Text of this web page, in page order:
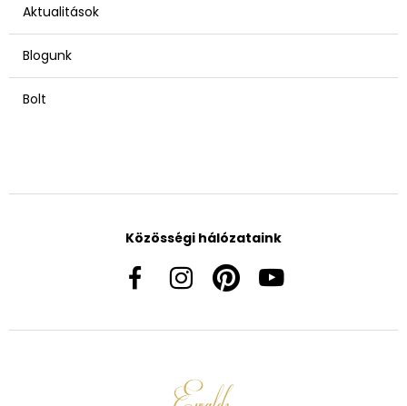
Aktualitások
Blogunk
Bolt
Közösségi hálózataink